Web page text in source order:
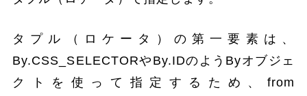
タプル（ロケータ）の第一要素は、
By.CSS_SELECTORやBy.IDのようByオブジェ
クトを使って指定するため、from